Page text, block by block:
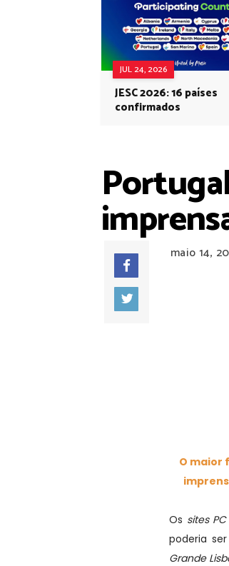
JUL 24, 2026
JESC 2026: 16 países
confirmados
maio 14,
O maior
Os sites
poderia
Grande